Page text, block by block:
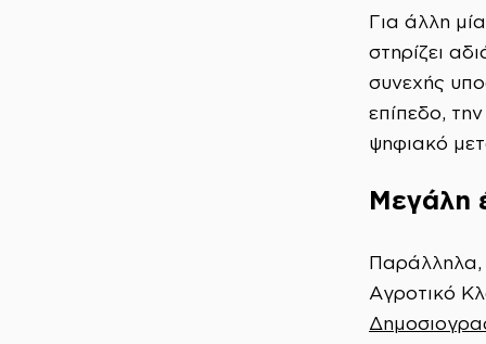
Για άλλη
στηρίζει
συνεχής
επίπεδο,
ψηφιακό
Μεγάλη
Παράλληλα,
Αγροτικό